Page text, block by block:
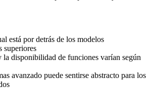
está por detrás de los modelos
superiores
la disponibilidad de funciones varían según
avanzado puede sentirse abstracto para los